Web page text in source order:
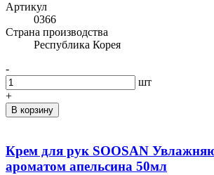
Артикул
0366
Cтрана производства
Республика Корея
-
шт
+
В корзину
Крем для рук SOOSAN
ароматом апельсина 50мл